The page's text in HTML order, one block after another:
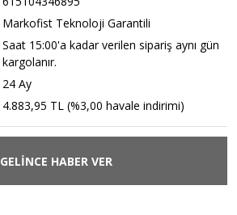
Markofist Teknoloji Garantili
Saat 15:00'a kadar verilen sipariş aynı gün
kargolanır.
24 Ay
4.883,95 TL (%3,00 havale indirimi)
GELİNCE HABER VER